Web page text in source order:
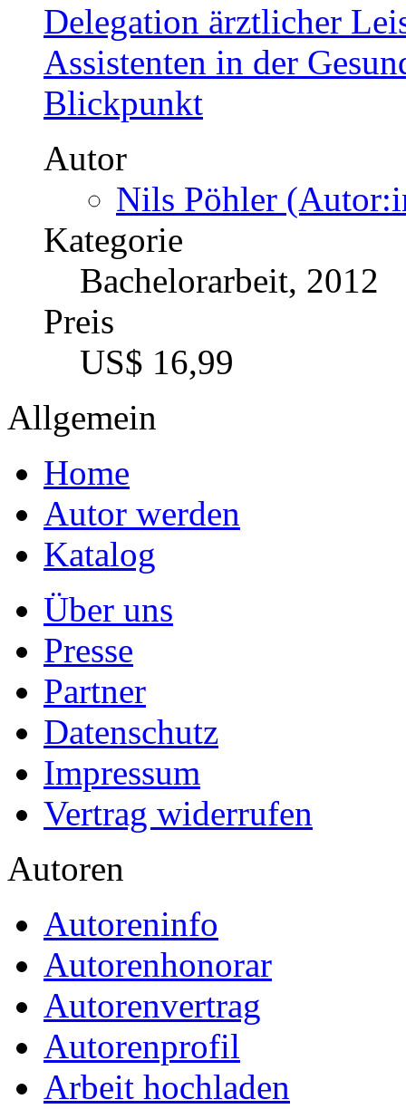
Delegation ärztlicher
Assistenten in der
Blickpunkt
Autor
Nils Pöhler
Kategorie
Bachelorarbeit, 2012
Preis
US$ 16,99
Allgemein
Home
Autor werden
Katalog
Über uns
Presse
Partner
Datenschutz
Impressum
Vertrag widerrufen
Autoren
Autoreninfo
Autorenhonorar
Autorenvertrag
Autorenprofil
Arbeit hochladen